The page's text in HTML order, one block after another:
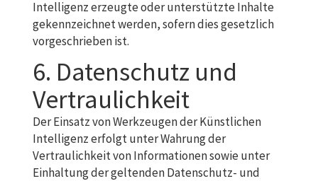
Intelligenz erzeugte oder unterstützte Inhalte
gekennzeichnet werden, sofern dies gesetzlich
vorgeschrieben ist.
6. Datenschutz und
Vertraulichkeit
Der Einsatz von Werkzeugen der Künstlichen
Intelligenz erfolgt unter Wahrung der
Vertraulichkeit von Informationen sowie unter
Einhaltung der geltenden Datenschutz- und